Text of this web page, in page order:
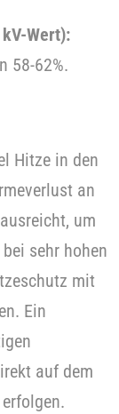
Wert):
58-62%.
Hitze in den
an
um
sehr hohen
mit
Ein
auf dem